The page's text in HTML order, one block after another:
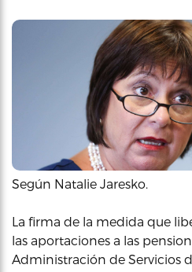
Según Natalie Jaresko.
La firma de la medida que
las aportaciones a las
Administración de Servicios